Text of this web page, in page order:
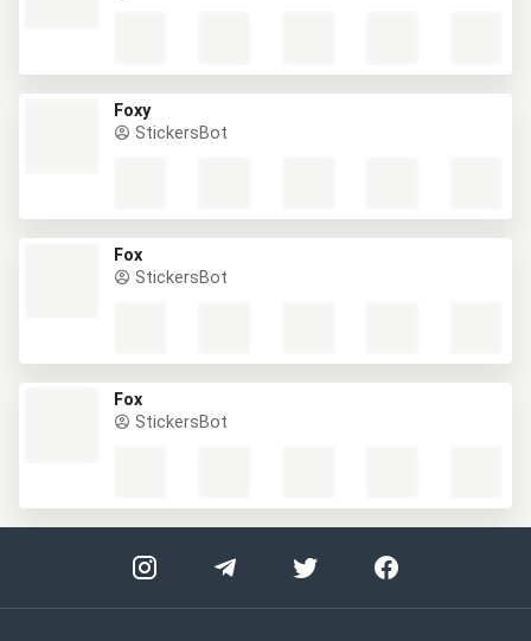
Foxy
StickersBot
Fox
StickersBot
Fox
StickersBot